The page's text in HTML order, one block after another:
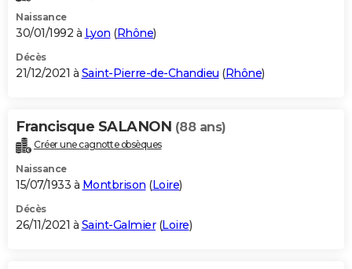
Naissance
30/01/1992 à Lyon (Rhône)
Décès
21/12/2021 à Saint-Pierre-de-Chandieu (Rhône)
Francisque SALANON (88 ans)
Créer une cagnotte obsèques
Naissance
15/07/1933 à Montbrison (Loire)
Décès
26/11/2021 à Saint-Galmier(Loire)